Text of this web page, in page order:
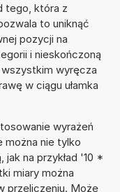
tego, która z
to uniknąć
pozycji na
i nieskończoną
wyręcza
w ciągu ułamka
wyrażeń
można nie tylko
na przykład '10 *
miary można
przeliczeniu. Może